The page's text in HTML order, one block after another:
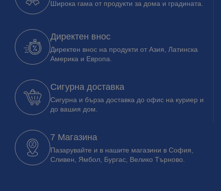
Широка гама от продукти за дома и градината.
Директен внос
Директен внос на продукти от Азия, Латинска
Америка и Европа.
Сигурна доставка
Сигурна и бърза доставка до офис на куриер и
до вашия дом.
7 Магазина
Пазарувайте и в нашите магазини в София,
Сливен, Ямбол, Бургас, Велико Търново.